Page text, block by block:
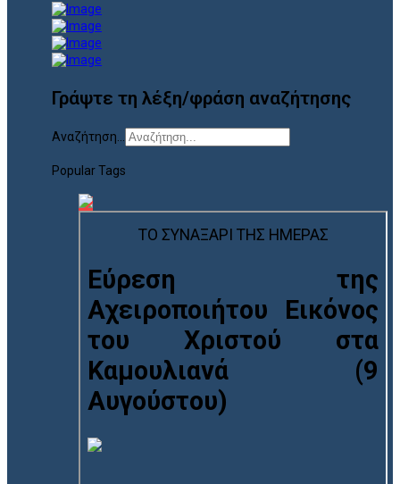
Γράψτε τη λέξη/φράση αναζήτησης
Αναζήτηση...
Popular Tags